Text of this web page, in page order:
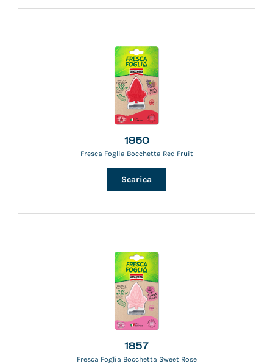
1850
Fresca Foglia Bocchetta Red Fruit
Scarica
1857
Fresca Foglia Bocchetta Sweet Rose